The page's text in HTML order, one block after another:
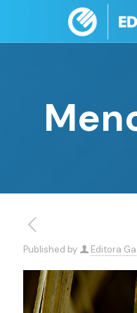
Published by Editora